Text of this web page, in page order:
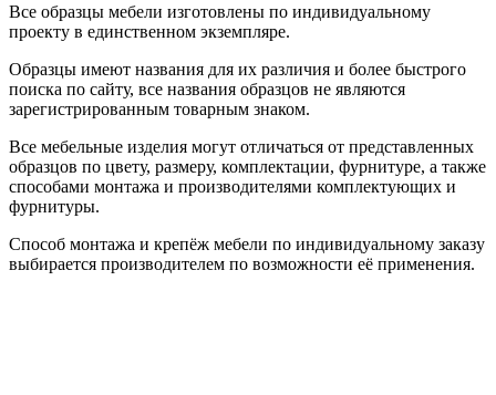
Все образцы мебели изготовлены по индивидуальному
проекту в единственном экземпляре.
Образцы имеют названия для их различия и более быстрого
поиска по сайту, все названия образцов не являются
зарегистрированным товарным знаком.
Все мебельные изделия могут отличаться от представленных
образцов по цвету, размеру, комплектации, фурнитуре, а также
способами монтажа и производителями комплектующих и
фурнитуры.
Способ монтажа и крепёж мебели по индивидуальному заказу
выбирается производителем по возможности её применения.